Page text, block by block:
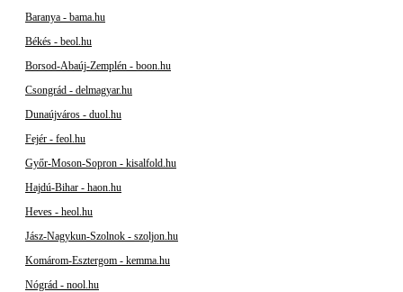
Baranya - bama.hu
Békés - beol.hu
Borsod-Abaúj-Zemplén - boon.hu
Csongrád - delmagyar.hu
Dunaújváros - duol.hu
Fejér - feol.hu
Győr-Moson-Sopron - kisalfold.hu
Hajdú-Bihar - haon.hu
Heves - heol.hu
Jász-Nagykun-Szolnok - szoljon.hu
Komárom-Esztergom - kemma.hu
Nógrád - nool.hu